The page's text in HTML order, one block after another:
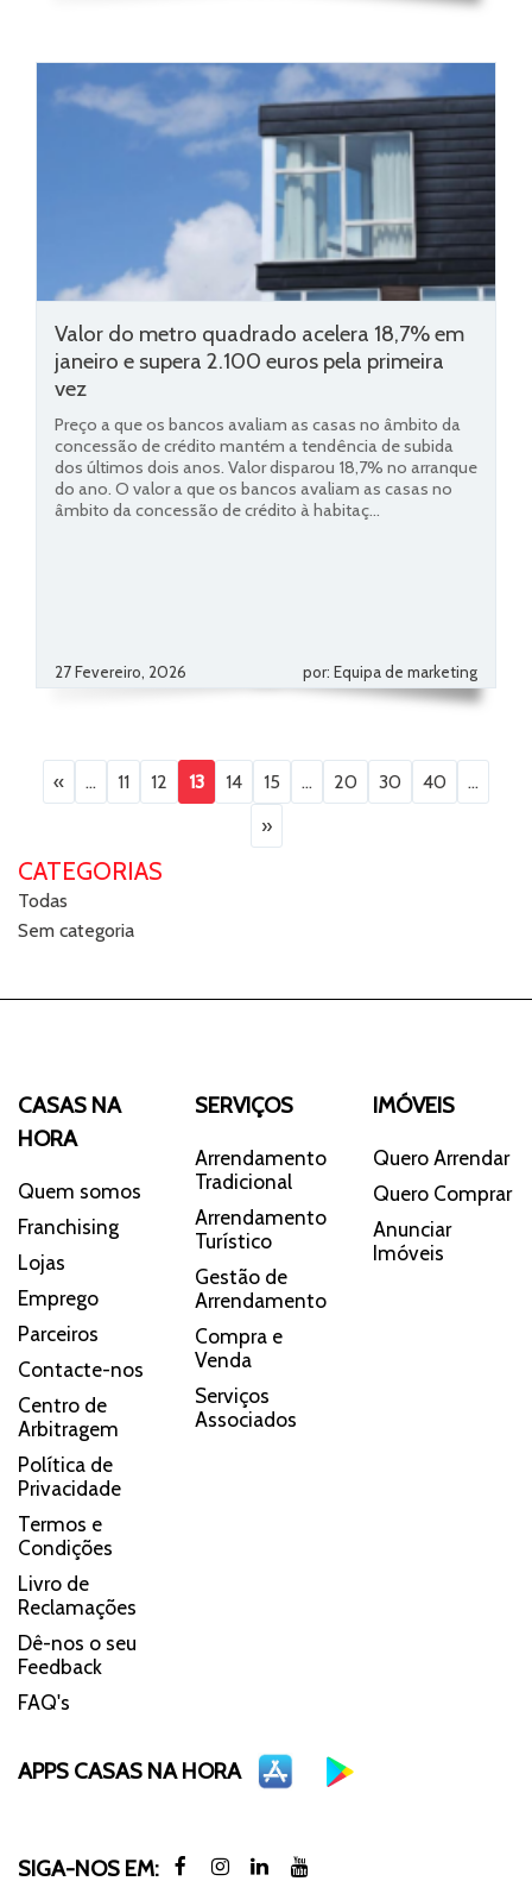
Valor do metro quadrado acelera 18,7% em
janeiro e supera 2.100 euros pela primeira
vez
Preço a que os bancos avaliam as casas no âmbito da
concessão de crédito mantém a tendência de subida
dos últimos dois anos. Valor disparou 18,7% no arranque
do ano. O valor a que os bancos avaliam as casas no
âmbito da concessão de crédito à habitaç...
27 Fevereiro, 2026 por: Equipa de marketing
« ... 11 12 13 14 15 ... 20 30 40
...
»
CATEGORIAS
Todas
Sem categoria
CASAS NA
HORA
Quem somos
Franchising
Lojas
Emprego
Parceiros
Contacte-nos
Centro de
Arbitragem
Política de
Privacidade
Termos e
Condições
Livro de
Reclamações
Dê-nos o seu
Feedback
FAQ's
SERVIÇOS
Arrendamento
Tradicional
Arrendamento
Turístico
Gestão de
Arrendamento
Compra e
Venda
Serviços
Associados
IMÓVEIS
Quero Arrendar
Quero Comprar
Anunciar
Imóveis
APPS CASAS NA HORA
SIGA-NOS EM: